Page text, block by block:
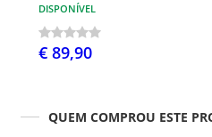
DISPONÍVEL
€ 89,90
QUEM COMPROU ESTE